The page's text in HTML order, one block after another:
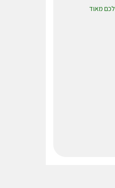
שום בעיה. אם חשוב לכם מאוד